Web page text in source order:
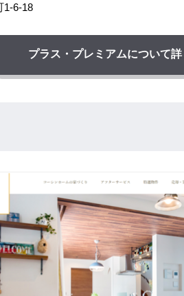
1-6-18
プラス・プレミアムについて